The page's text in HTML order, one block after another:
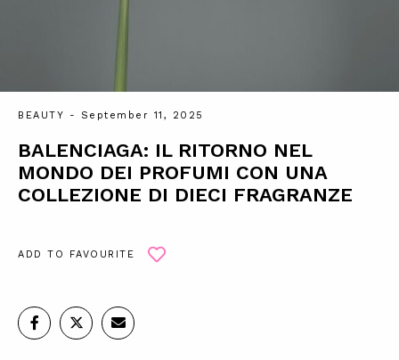
BEAUTY - September 11, 2025
BALENCIAGA: IL RITORNO NEL
MONDO DEI PROFUMI CON UNA
COLLEZIONE DI DIECI FRAGRANZE
ADD TO FAVOURITE